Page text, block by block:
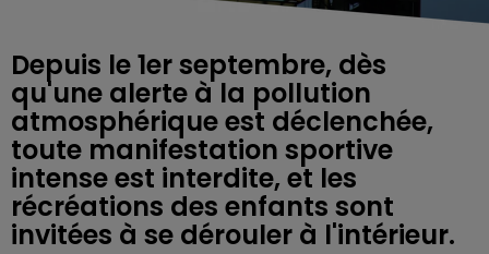
Depuis le 1er septembre, dès
qu'une alerte à la pollution
atmosphérique est déclenchée,
toute manifestation sportive
intense est interdite, et les
récréations des enfants sont
invitées à se dérouler à l'intérieur.